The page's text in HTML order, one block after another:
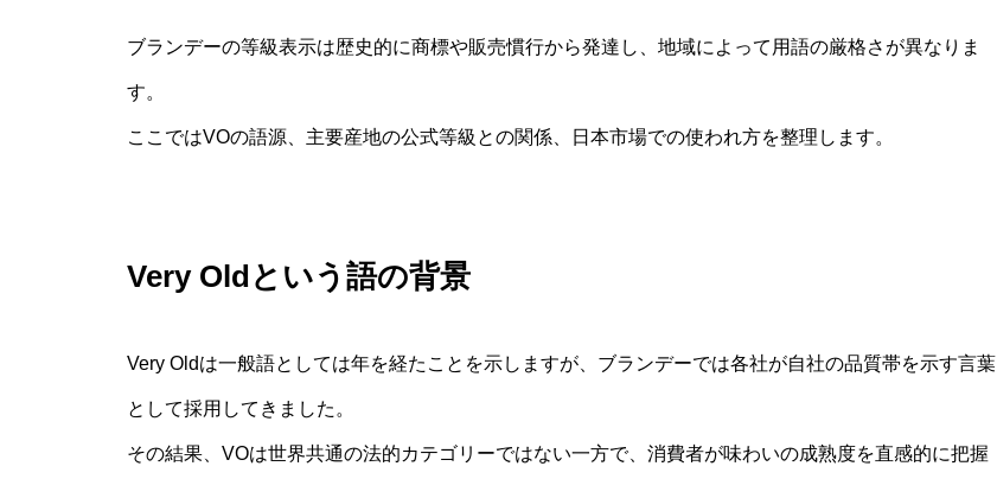
ブランデーの等級表示は歴史的に商標や販売慣行から発達し、地域によって用語の厳格さが異なりま
す。
ここではVOの語源、主要産地の公式等級との関係、日本市場での使われ方を整理します。
Very Oldという語の背景
Very Oldは一般語としては年を経たことを示しますが、ブランデーでは各社が自社の品質帯を示す言葉
として採用してきました。
その結果、VOは世界共通の法的カテゴリーではない一方で、消費者が味わいの成熟度を直感的に把握